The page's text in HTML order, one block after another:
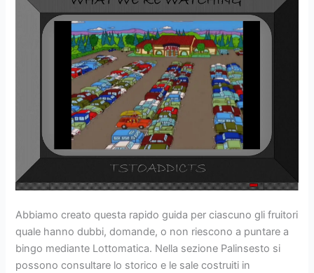
Abbiamo creato questa rapido guida per ciascuno gli fruitori
quale hanno dubbi, domande, o non riescono a puntare a
bingo mediante Lottomatica. Nella sezione Palinsesto si
possono consultare lo storico e le sale costruiti in